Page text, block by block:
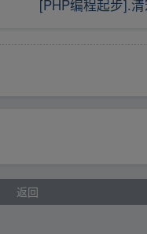
[PHP编程起步].
返回